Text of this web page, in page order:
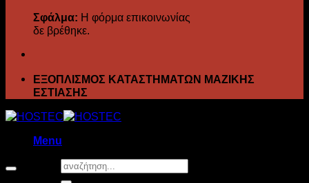
Σφάλμα: Η φόρμα επικοινωνίας
δε βρέθηκε.
ΕΞΟΠΛΙΣΜΟΣ ΚΑΤΑΣΤΗΜΑΤΩΝ ΜΑΖΙΚΗΣ
ΕΣΤΙΑΣΗΣ
Menu
Αναζήτηση
για: